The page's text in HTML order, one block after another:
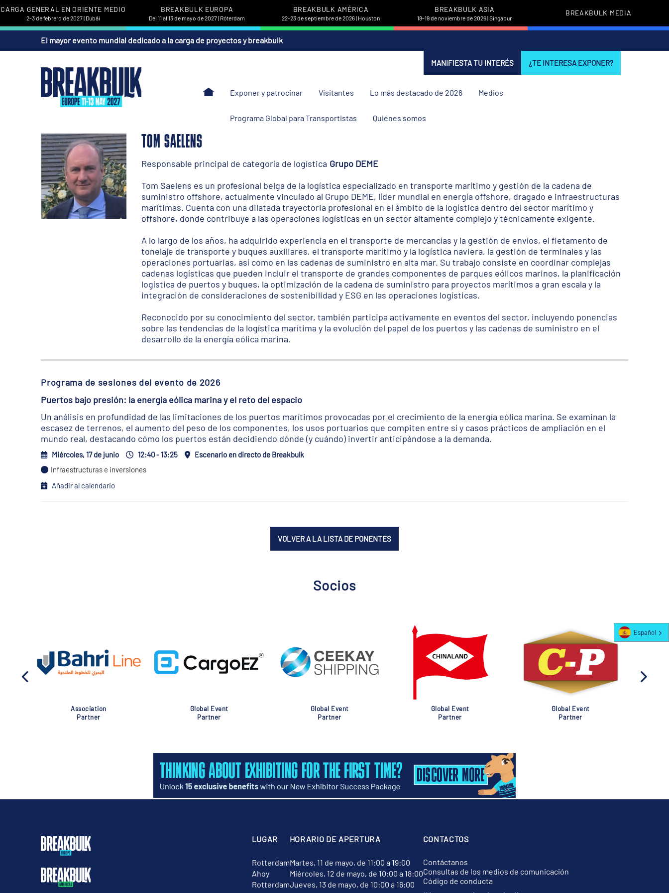
CARGA GENERAL EN ORIENTE MEDIO
2-3 de febrero de 2027 | Dubái
BREAKBULK EUROPA
Del 11 al 13 de mayo de 2027 | Róterdam
BREAKBULK AMÉRICA
22-23 de septiembre de 2026 | Houston
BREAKBULK ASIA
18-19 de noviembre de 2026 | Singapur
BREAKBULK MEDIA
El mayor evento mundial dedicado a la carga de proyectos y breakbulk
MANIFIESTA TU INTERÉS ¿TE INTERESA EXPONER?
Exponer y patrocinar Visitantes Lo más destacado de 2026 Medios
Programa Global para Transportistas Quiénes somos
TOM SAELENS
Responsable principal de categoría de logística Grupo DEME
Tom Saelens es un profesional belga de la logística especializado en transporte marítimo y gestión de la cadena de
suministro offshore, actualmente vinculado al Grupo DEME, líder mundial en energía offshore, dragado e infraestructuras
marítimas. Cuenta con una dilatada trayectoria profesional en el ámbito de la logística dentro del sector marítimo y
offshore, donde contribuye a las operaciones logísticas en un sector altamente complejo y técnicamente exigente.
A lo largo de los años, ha adquirido experiencia en el transporte de mercancías y la gestión de envíos, el fletamento de
tonelaje de transporte y buques auxiliares, el transporte marítimo y la logística naviera, la gestión de terminales y las
operaciones portuarias, así como en las cadenas de suministro en alta mar. Su trabajo consiste en coordinar complejas
cadenas logísticas que pueden incluir el transporte de grandes componentes de parques eólicos marinos, la planificación
logística de puertos y buques, la optimización de la cadena de suministro para proyectos marítimos a gran escala y la
integración de consideraciones de sostenibilidad y ESG en las operaciones logísticas.
Reconocido por su conocimiento del sector, también participa activamente en eventos del sector, incluyendo ponencias
sobre las tendencias de la logística marítima y la evolución del papel de los puertos y las cadenas de suministro en el
desarrollo de la energía eólica marina.
Programa de sesiones del evento de 2026
Puertos bajo presión: la energía eólica marina y el reto del espacio
Un análisis en profundidad de las limitaciones de los puertos marítimos provocadas por el crecimiento de la energía eólica marina. Se examinan la
escasez de terrenos, el aumento del peso de los componentes, los usos portuarios que compiten entre sí y casos prácticos de ampliación en el
mundo real, destacando cómo los puertos están decidiendo dónde (y cuándo) invertir anticipándose a la demanda.
Miércoles, 17 de junio 12:40 - 13:25
Escenario en directo de Breakbulk
Infraestructuras e inversiones
Añadir al calendario
VOLVER A LA LISTA DE PONENTES
Socios
Association
Partner
Global Event
Partner
Global Event
Partner
Global Event
Partner
Global Event
Partner
LUGAR
Rotterdam
Ahoy
Rotterdam
HORARIO DE APERTURA
Martes, 11 de mayo, de 11:00 a 19:00
Miércoles, 12 de mayo, de 10:00 a 18:00
Jueves, 13 de mayo, de 10:00 a 16:00
CONTACTOS
Contáctanos
Consultas de los medios de comunicación
Código de conducta
Español